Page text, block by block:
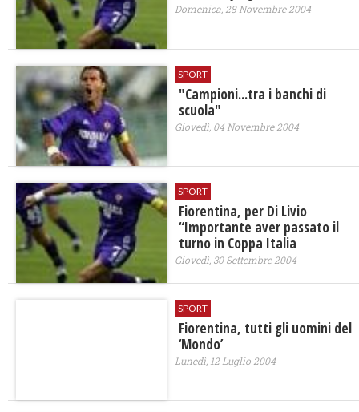
Domenica, 28 Novembre 2004
SPORT
"Campioni...tra i banchi di
scuola"
Giovedì, 04 Novembre 2004
SPORT
Fiorentina, per Di Livio
“Importante aver passato il
turno in Coppa Italia
Giovedì, 30 Settembre 2004
SPORT
Fiorentina, tutti gli uomini del
‘Mondo’
Lunedì, 12 Luglio 2004